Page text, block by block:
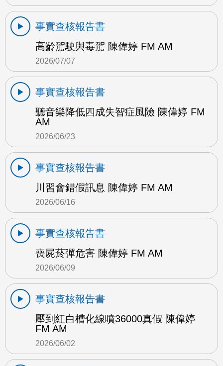
事實查核報告書
高齡駕駛與毒駕 陳偉婷 FM AM
2026/07/07
事實查核報告書
聽音樂降低四成失智症風險 陳偉婷 FM
AM
2026/06/23
事實查核報告書
川習會錯假訊息 陳偉婷 FM AM
2026/06/16
事實查核報告書
喪屍菸彈危害 陳偉婷 FM AM
2026/06/09
事實查核報告書
壓到紅白槽化線噴36000真假 陳偉婷
FM AM
2026/06/02